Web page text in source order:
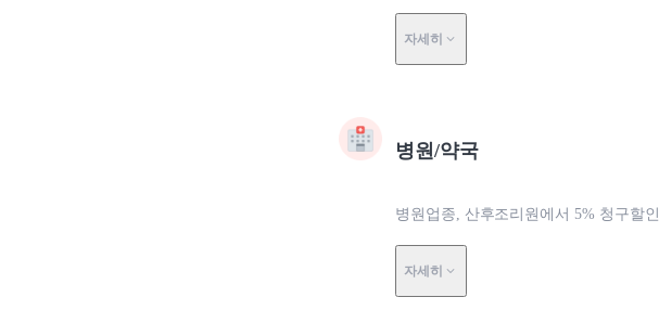
자세히
병원/약국
병원업종, 산후조리원에서 5% 청구할인
자세히